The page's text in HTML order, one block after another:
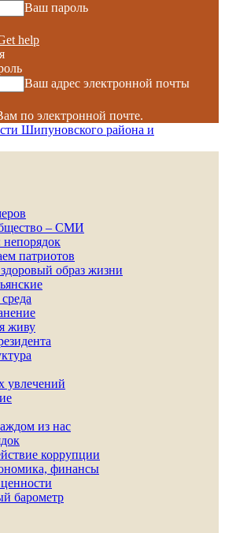
Ваш пароль
help
Ваш адрес электронной почты
по электронной почте.
Шипуновского района и
– СМИ
патриотов
образ жизни
живу
из нас
коррупции
финансы
барометр